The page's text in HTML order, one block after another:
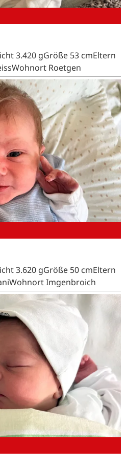
3.420 gGröße 53 cmEltern
Roetgen
3.620 gGröße 50 cmEltern
Imgenbroich